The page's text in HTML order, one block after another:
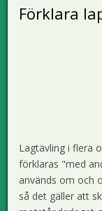
Förklara
Lagtävling i flera
förklaras "med
används om och
så det gäller att